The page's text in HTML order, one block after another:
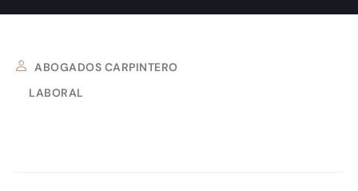
ABOGADOS CARPINTERO
LABORAL